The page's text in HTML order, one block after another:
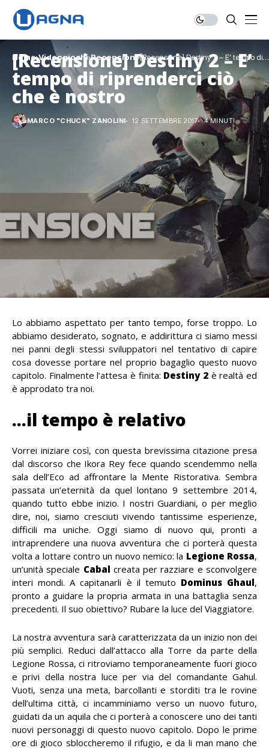
Home Videogiochi Recensioni [Recensione] Destiny 2 – E’ tempo di
riprenderci ciò che è nostro
[Recensione] Destiny 2 – E’
tempo di riprenderci ciò
che è nostro
MARCO "CHUCK" ZANOLINI 12 SETTEMBRE 2017 4 MINUTI
Lo abbiamo aspettato per tanto tempo, forse troppo. Lo
abbiamo desiderato, sognato, e addirittura ci siamo messi
nei panni degli stessi sviluppatori nel tentativo di capire
cosa dovesse portare nel proprio bagaglio questo nuovo
capitolo. Finalmente l’attesa è finita: Destiny 2 è realtà ed
è approdato tra noi.
…il tempo è relativo
Vorrei iniziare così, con questa brevissima citazione presa
dal discorso che Ikora Rey fece quando scendemmo nella
sala dell’Eco ad affrontare la Mente Ristorativa. Sembra
passata un’eternità da quel lontano 9 settembre 2014,
quando tutto ebbe inizio. I nostri Guardiani, o per meglio
dire, noi, siamo cresciuti vivendo tantissime esperienze,
difficili ma uniche. Oggi siamo di nuovo qui, pronti a
intraprendere una nuova avventura che ci porterà questa
volta a lottare contro un nuovo nemico: la Legione Rossa,
un’unità speciale Cabal creata per razziare e sconvolgere
interi mondi. A capitanarli è il temuto Dominus Ghaul,
pronto a guidare la propria armata in una battaglia senza
precedenti. Il suo obiettivo? Rubare la luce del Viaggiatore.
La nostra avventura sarà caratterizzata da un inizio non dei
più semplici. Reduci dall’attacco alla Torre da parte della
Legione Rossa, ci ritroviamo temporaneamente fuori gioco
e privi della nostra luce per via del comandante Gahul.
Vuoti, senza una meta, barcollanti e storditi tra le rovine
dell’ultima città, ci incamminiamo verso un nuovo futuro,
guidati da un aquila che ci porterà a conoscere uno dei tanti
nuovi personaggi di questo nuovo capitolo. Dopo le prime
ore di gioco sbloccheremo il rifugio, e da li man mano che